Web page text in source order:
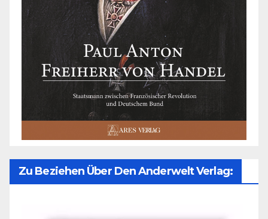
Zu Beziehen Über Den Anderwelt Verlag: